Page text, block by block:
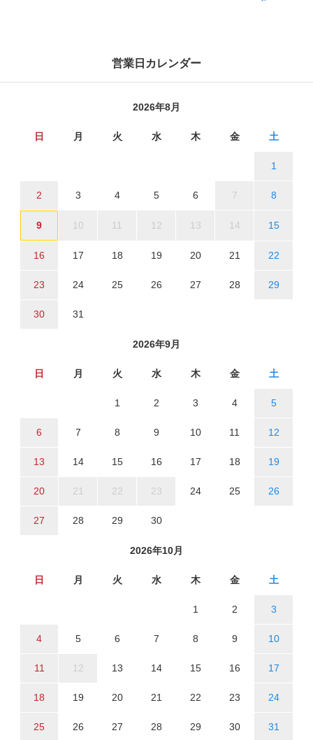
営業日カレンダー
2026年8月
日 月 火 水 木 金 土
1
2 3 4 5 6 7 8
9 10 11 12 13 14 15
16 17 18 19 20 21 22
23 24 25 26 27 28 29
30 31
2026年9月
日 月 火 水 木 金 土
1 2 3 4 5
6 7 8 9 10 11 12
13 14 15 16 17 18 19
20 21 22 23 24 25 26
27 28 29 30
2026年10月
日 月 火 水 木 金 土
1 2 3
4 5 6 7 8 9 10
11 12 13 14 15 16 17
18 19 20 21 22 23 24
25 26 27 28 29 30 31